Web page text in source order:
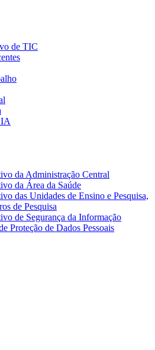
de TIC
da Administração Central
da Área da Saúde
das Unidades de Ensino e Pesquisa,
de Pesquisa
de Segurança da Informação
Proteção de Dados Pessoais